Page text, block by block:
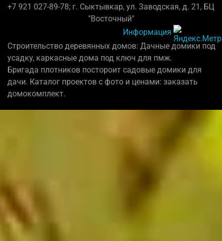
+7 921 027-89-78; г. Сыктывкар, ул. Заводская, д. 21, БЦ
"Восточный"
Информация
Строительство деревянных домов: Дачные домики под
усадку, каркасные дома под ключ для пмж.
Бригада плотников постороит садовые домики для
дачи. Каталог проектов с фото и ценами: заказать
домокомплект.